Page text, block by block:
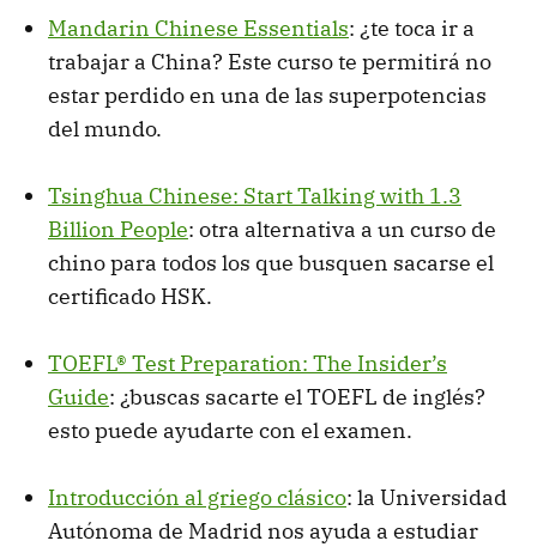
Mandarin Chinese Essentials: ¿te toca ir a
trabajar a China? Este curso te permitirá no
estar perdido en una de las superpotencias
del mundo.
Tsinghua Chinese: Start Talking with 1.3
Billion People: otra alternativa a un curso de
chino para todos los que busquen sacarse el
certificado HSK.
TOEFL® Test Preparation: The Insider’s
Guide: ¿buscas sacarte el TOEFL de inglés?
esto puede ayudarte con el examen.
Introducción al griego clásico: la Universidad
Autónoma de Madrid nos ayuda a estudiar